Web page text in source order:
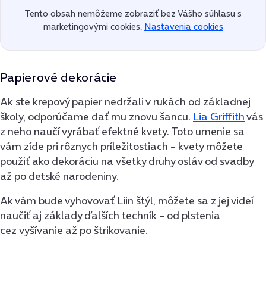
Tento obsah nemôžeme zobraziť bez Vášho súhlasu s
marketingovými cookies. Nastavenia cookies
Papierové dekorácie
Ak ste krepový papier nedržali v rukách od základnej
školy, odporúčame dať mu znovu šancu. Lia Griffithvás
z neho naučí vyrábať efektné kvety. Toto umenie sa
vám zíde pri rôznych príležitostiach – kvety môžete
použiť ako dekoráciu na všetky druhy osláv od svadby
až po detské narodeniny.
Ak vám bude vyhovovať Liin štýl, môžete sa z jej videí
naučiť aj základy ďalších techník – od plstenia
cez vyšívanie až po štrikovanie.